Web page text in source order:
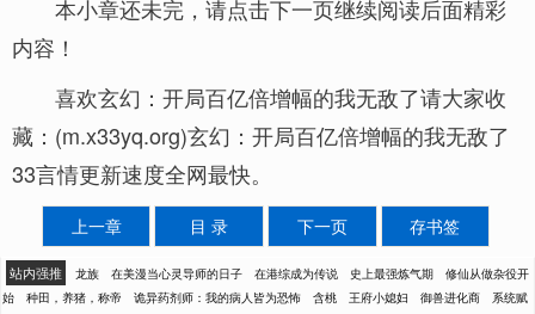
本小章还未完，请点击下一页继续阅读后面精彩
内容！
喜欢玄幻：开局百亿倍增幅的我无敌了请大家收
藏：(m.x33yq.org)玄幻：开局百亿倍增幅的我无敌了
33言情更新速度全网最快。
上一章 目 录 下一页 存书签
站内强推 龙族 在美漫当心灵导师的日子 在港综成为传说 史上最强炼气期
修仙从做杂役开
始
种田，养猪，称帝 诡异药剂师：我的病人皆为恐怖 含桃 王府小媳妇 御兽进化商
系统赋